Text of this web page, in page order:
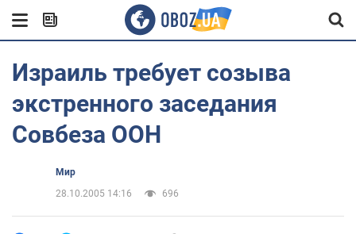
Израиль требует созыва
экстренного заседания
Совбеза ООН
Мир
28.10.2005 14:16
696